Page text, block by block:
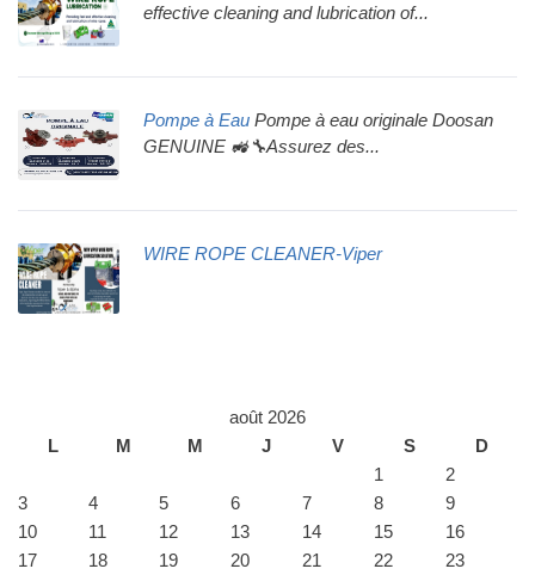
effective cleaning and lubrication of...
Pompe à Eau Pompe à eau originale Doosan
GENUINE 🚜🔧Assurez des...
WIRE ROPE CLEANER-Viper
août 2026
L
M M J V S
D
1
2
3
4 5 6 7 8
9
10
11 12 13 14 15
16
17
18 19 20 21 22
23